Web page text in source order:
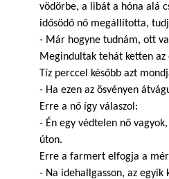
vödörbe, a libát a hóna alá
idősödő nő megállította,
- Már hogyne tudnám, ott
Megindultak tehát ketten az
Tíz perccel később azt
- Ha ezen az ösvényen
Erre a nő így válaszol:
- Én egy védtelen nő
úton.
Erre a farmert elfogja a
- Na idehallgasson, az